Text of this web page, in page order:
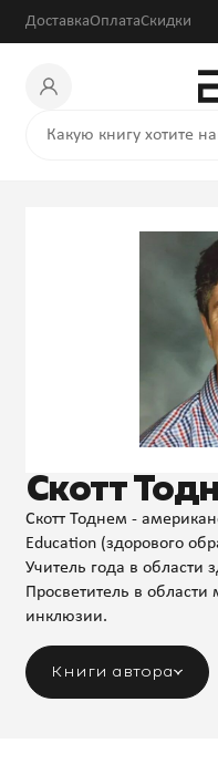
ДоставкаОплатаСкидки
Скотт
Скотт Тоднем -
Education (здорового
Учитель года в области
Просветитель в области
инклюзии.
Книги автора